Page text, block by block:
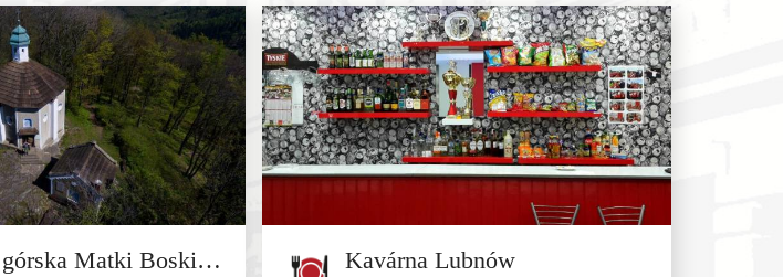
Kaplica górska Matki Boskiej Płączącej w Bardzie Kavárna Lubnów